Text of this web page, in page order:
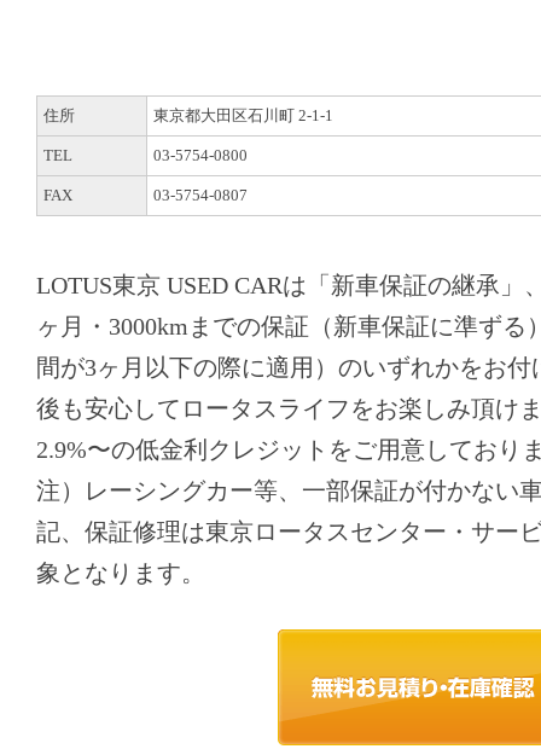
住所 東京都大田区石川町 2-1-1
TEL 03-5754-0800
FAX 03-5754-0807
LOTUS東京 USED CARは「新車保証の継承」
ヶ月・3000kmまでの保証（新車保証に準ずる
間が3ヶ月以下の際に適用）のいずれかをお
後も安心してロータスライフをお楽しみ頂け
2.9%〜の低金利クレジットをご用意しており
注）レーシングカー等、一部保証が付かない
記、保証修理は東京ロータスセンター・サー
象となります。